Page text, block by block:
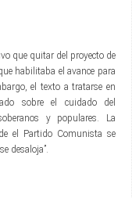
que quitar del proyecto de
habilitaba el avance para
el texto a tratarse en
sobre el cuidado del
y populares. La
el Partido Comunista se
desaloja”.